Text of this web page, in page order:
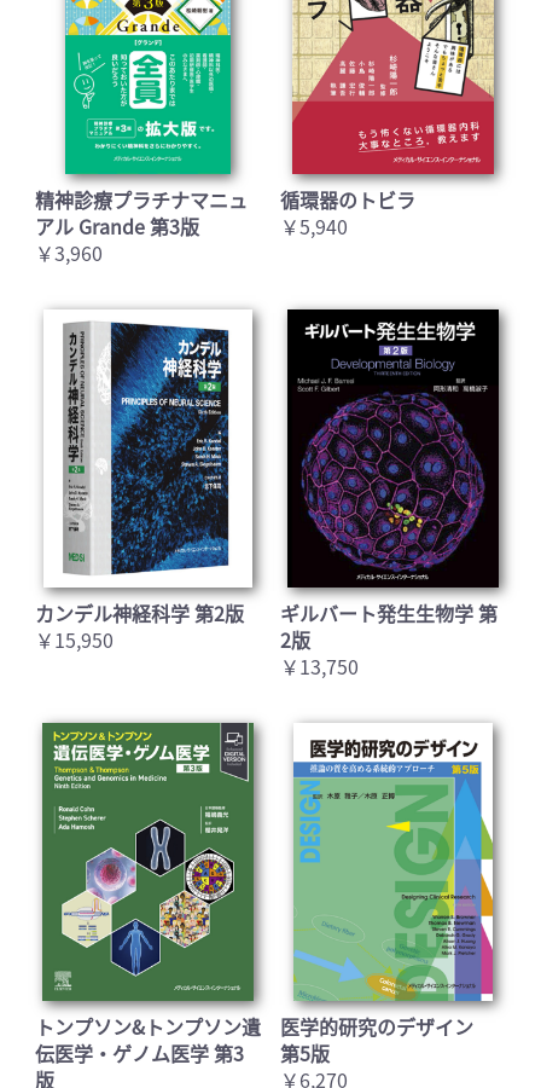
精神診療プラチナマニュ
アル Grande 第3版
￥3,960
循環器のトビラ
￥5,940
カンデル神経科学 第2版
￥15,950
ギルバート発生生物学 第
2版
￥13,750
トンプソン&トンプソン遺
伝医学・ゲノム医学 第3
版
医学的研究のデザイン
第5版
￥6,270